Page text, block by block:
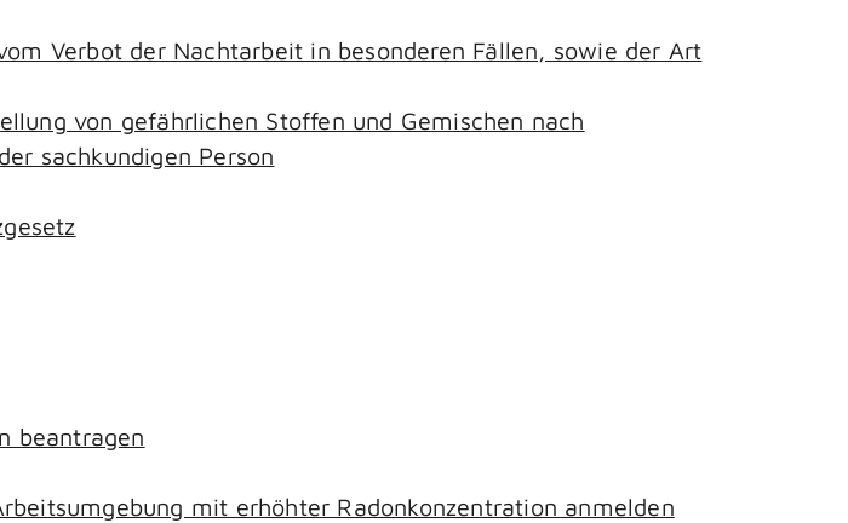
Verbot der Nachtarbeit in besonderen Fällen, sowie der Art
von gefährlichen Stoffen und Gemischen nach
sachkundigen Person
beantragen
mit erhöhter Radonkonzentration anmelden